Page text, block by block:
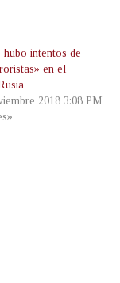
hubo intentos de
en el
2018 3:08 PM